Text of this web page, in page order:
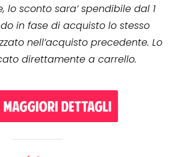
lo sconto sara’ spendibile dal 1
in fase di acquisto lo stesso
nell’acquisto precedente. Lo
direttamente a carrello.